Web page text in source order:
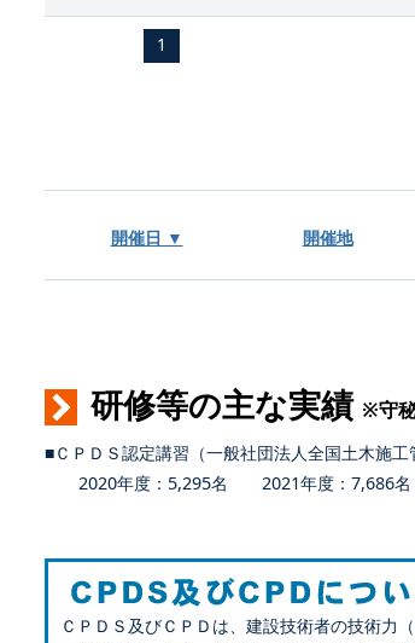
1
開催日 ▼ 開催地
研修等の主な実績 ※守
■ＣＰＤＳ認定講習（一般社団法人全国土木施工
2020年度：5,295名 2021年度：7,686
ＣＰＤＳ及びＣＰＤは、建設技術者の技術力